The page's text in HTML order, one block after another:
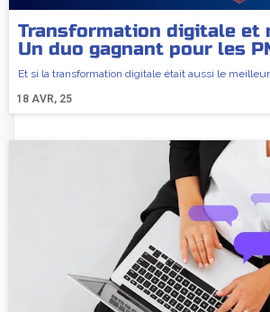
Transformation digitale et
Un duo gagnant pour les
18 AVR, 25
Et si la transformation digitale était aussi le